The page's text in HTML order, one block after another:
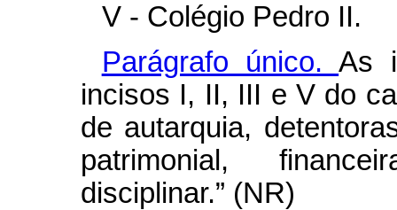
V - Colégio Pedro II.
Parágrafo único.As
incisos I, II, III e V do
de autarquia,
patrimonial,
disciplinar.” (NR)